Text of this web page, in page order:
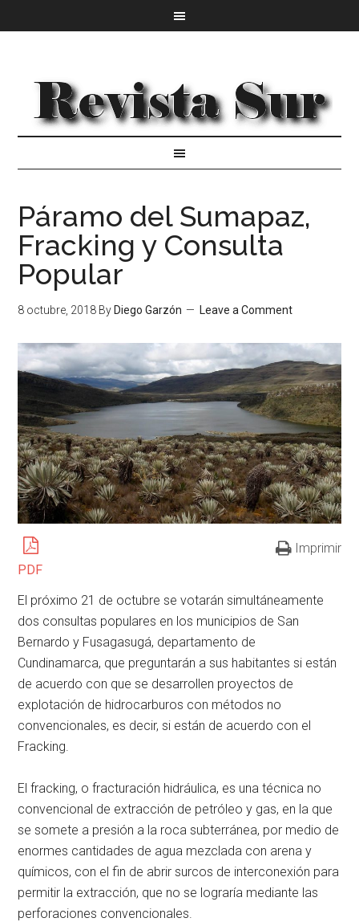
Páramo del Sumapaz,
Fracking y Consulta
Popular
8 octubre, 2018 By Diego Garzón Leave a Comment
PDF
Imprimir
El próximo 21 de octubre se votarán simultáneamente
dos consultas populares en los municipios de San
Bernardo y Fusagasugá, departamento de
Cundinamarca, que preguntarán a sus habitantes si están
de acuerdo con que se desarrollen proyectos de
explotación de hidrocarburos con métodos no
convencionales, es decir, si están de acuerdo con el
Fracking.
El fracking, o fracturación hidráulica, es una técnica no
convencional de extracción de petróleo y gas, en la que
se somete a presión a la roca subterránea, por medio de
enormes cantidades de agua mezclada con arena y
químicos, con el fin de abrir surcos de interconexión para
permitir la extracción, que no se lograría mediante las
perforaciones convencionales.